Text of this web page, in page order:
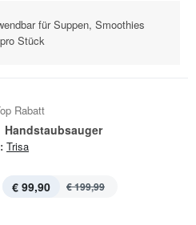
für Suppen, Smoothies
Stück
Rabatt
Handstaubsauger
Trisa
€ 99,90 € 199,99